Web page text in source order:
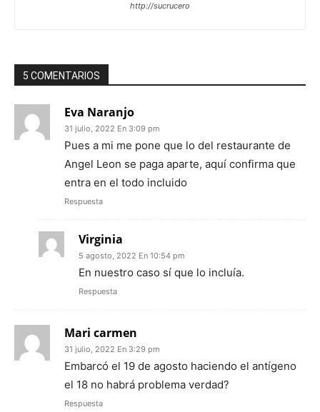
http://sucrucero
5 COMENTARIOS
Eva Naranjo
31 julio, 2022 En 3:09 pm
Pues a mi me pone que lo del restaurante de
Angel Leon se paga aparte, aquí confirma que
entra en el todo incluido
Respuesta
Virginia
5 agosto, 2022 En 10:54 pm
En nuestro caso sí que lo incluía.
Respuesta
Mari carmen
31 julio, 2022 En 3:29 pm
Embarcó el 19 de agosto haciendo el antígeno
el 18 no habrá problema verdad?
Respuesta